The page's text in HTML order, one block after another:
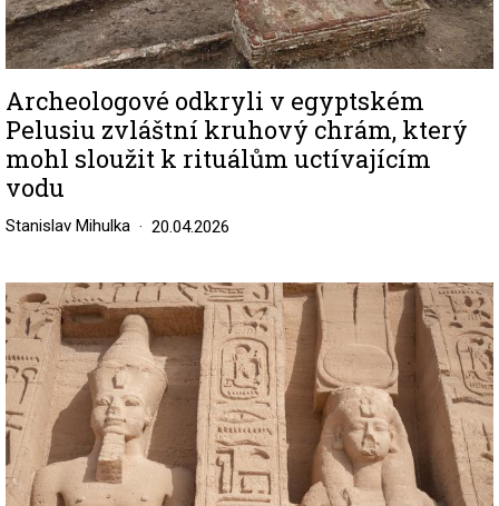
Archeologové odkryli v egyptském
Pelusiu zvláštní kruhový chrám, který
mohl sloužit k rituálům uctívajícím
vodu
Stanislav Mihulka 20.04.2026
Image